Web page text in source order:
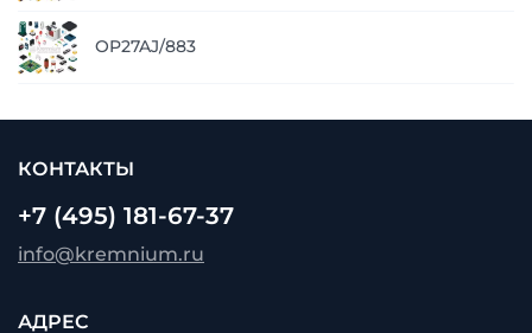
OP27AJ/883
КОНТАКТЫ
+7 (495) 181-67-37
info@kremnium.ru
АДРЕС